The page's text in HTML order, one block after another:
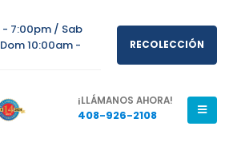
- 7:00pm / Sab
10:00am -
RECOLECCIÓN
¡LLÁMANOS AHORA!
408-926-2108